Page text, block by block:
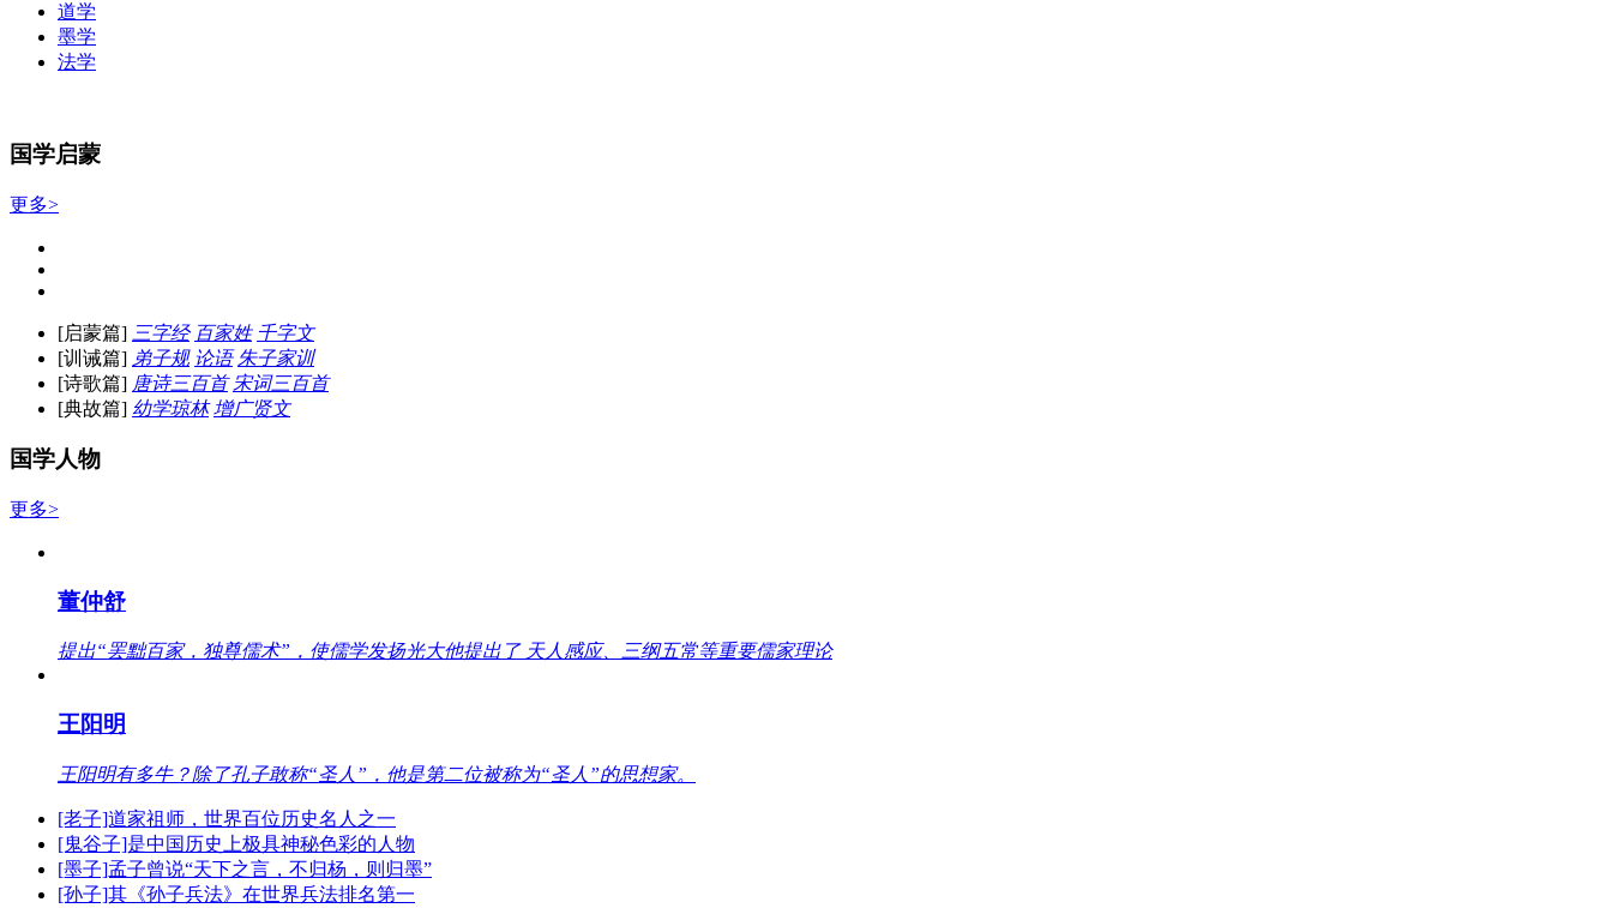
道学
墨学
法学
国学启蒙
更多>
[启蒙篇] 三字经 百家姓 千字文
[训诫篇] 弟子规 论语 朱子家训
[诗歌篇] 唐诗三百首 宋词三百首
[典故篇] 幼学琼林 增广贤文
国学人物
更多>
董仲舒
提出“罢黜百家，独尊儒术”，使儒学发扬光大他提出了 天人感应、三纲五常等重要儒家理论
王阳明
王阳明有多牛？除了孔子敢称“圣人”，他是第二位被称为“圣人”的思想家。
[老子]道家祖师，世界百位历史名人之一
[鬼谷子]是中国历史上极具神秘色彩的人物
[墨子]孟子曾说“天下之言，不归杨，则归墨”
[孙子]其《孙子兵法》在世界兵法排名第一